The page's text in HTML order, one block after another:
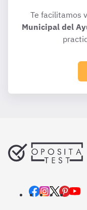
Te facilitamos
Municipal del